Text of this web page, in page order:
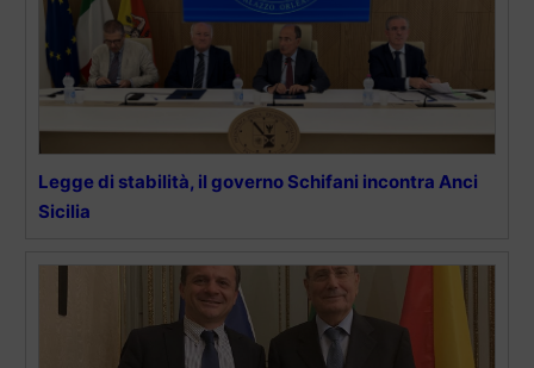
Legge di stabilità, il governo Schifani incontra Anci
Sicilia